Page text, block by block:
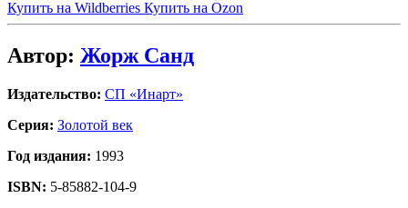
Купить на Wildberries Купить на Ozon
Автор: Жорж Санд
Издательство: СП «Инарт»
Серия: Золотой век
Год издания: 1993
ISBN: 5-85882-104-9